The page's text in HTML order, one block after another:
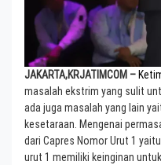
JAKARTA,KRJATIMCOM –
masalah ekstrim yang sulit
ada juga masalah yang lain
kesetaraan. Mengenai
dari Capres Nomor Urut 1 yaitu
urut 1 memiliki keinginan